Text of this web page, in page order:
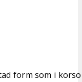
form som i